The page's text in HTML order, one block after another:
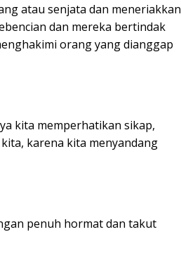
atau senjata dan meneriakkan
dan mereka bertindak
orang yang dianggap
kita memperhatikan sikap,
karena kita menyandang
penuh hormat dan takut